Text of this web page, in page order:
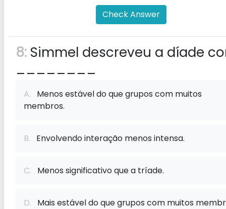
Check Answer
8: Simmel descreveu a díade
________
A. Menos estável do que grupos com muitos
membros.
B. Envolvendo interação menos intensa.
C. Menos significativo que a tríade.
D. Mais estável do que grupos com muitos